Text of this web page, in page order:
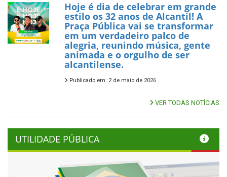
Hoje é dia de celebrar em grande
estilo os 32 anos de Alcantil! A
Praça Pública vai se transformar
em um verdadeiro palco de
alegria, reunindo música, gente
animada e o orgulho de ser
alcantilense.
Publicado em: 2 de maio de 2026
VER TODAS NOTÍCIAS
UTILIDADE PÚBLICA